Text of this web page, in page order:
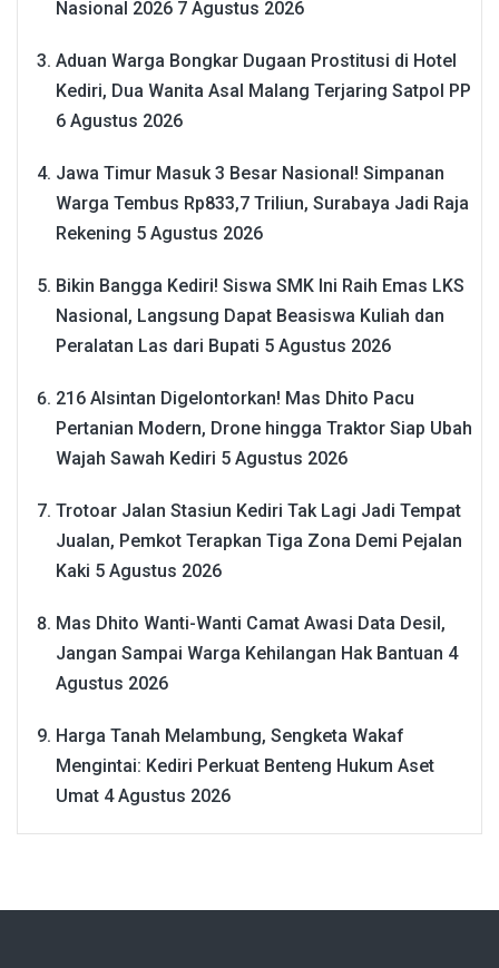
Nasional 2026 7 Agustus 2026
Aduan Warga Bongkar Dugaan Prostitusi di Hotel
Kediri, Dua Wanita Asal Malang Terjaring Satpol PP
6 Agustus 2026
Jawa Timur Masuk 3 Besar Nasional! Simpanan
Warga Tembus Rp833,7 Triliun, Surabaya Jadi Raja
Rekening 5 Agustus 2026
Bikin Bangga Kediri! Siswa SMK Ini Raih Emas LKS
Nasional, Langsung Dapat Beasiswa Kuliah dan
Peralatan Las dari Bupati 5 Agustus 2026
216 Alsintan Digelontorkan! Mas Dhito Pacu
Pertanian Modern, Drone hingga Traktor Siap Ubah
Wajah Sawah Kediri 5 Agustus 2026
Trotoar Jalan Stasiun Kediri Tak Lagi Jadi Tempat
Jualan, Pemkot Terapkan Tiga Zona Demi Pejalan
Kaki 5 Agustus 2026
Mas Dhito Wanti-Wanti Camat Awasi Data Desil,
Jangan Sampai Warga Kehilangan Hak Bantuan 4
Agustus 2026
Harga Tanah Melambung, Sengketa Wakaf
Mengintai: Kediri Perkuat Benteng Hukum Aset
Umat 4 Agustus 2026